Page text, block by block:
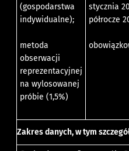
(gospodarstwa
indywidualne);
metoda
obserwacji
reprezentacyjnej
na wylosowanej
próbie (1,5%)
stycznia
półrocze
Zakres danych, w tym